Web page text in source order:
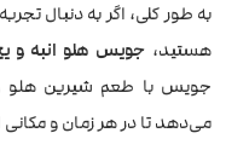
به طور کلی، اگر به دنبال
هستید،جویس هلو انبه و
جویس با طعم شیرین هلو و
می‌دهد تا در هر زمان و